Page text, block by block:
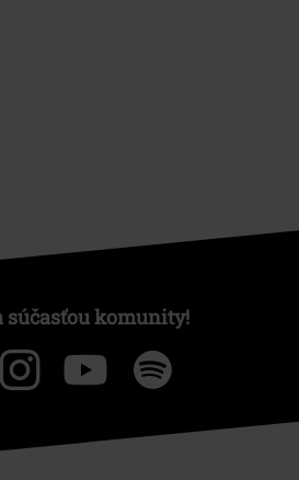
súčasťou komunity!